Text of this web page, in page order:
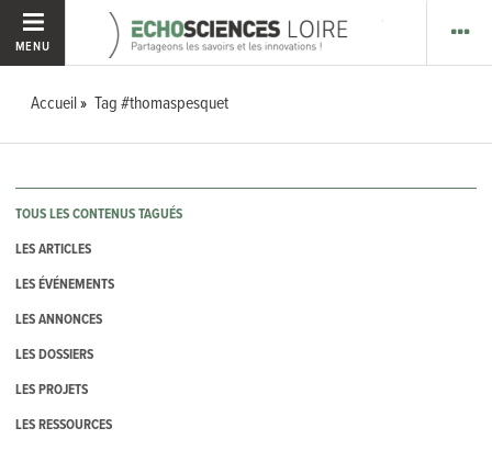
MENU
Accueil Tag #thomaspesquet
TOUS LES CONTENUS TAGUÉS
LES ARTICLES
LES ÉVÉNEMENTS
LES ANNONCES
LES DOSSIERS
LES PROJETS
LES RESSOURCES